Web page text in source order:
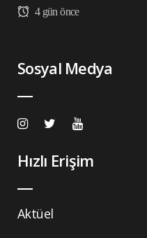
4 gün önce
Sosyal Medya
Hızlı Erişim
Aktüel